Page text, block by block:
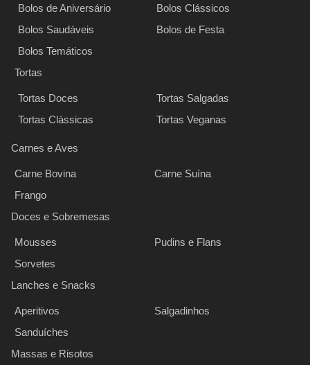
Bolos de Aniversário
Bolos Clássicos
Bolos Saudáveis
Bolos de Festa
Bolos Temáticos
Tortas
Tortas Doces
Tortas Salgadas
Tortas Clássicas
Tortas Veganas
Carnes e Aves
Carne Bovina
Carne Suína
Frango
Doces e Sobremesas
Mousses
Pudins e Flans
Sorvetes
Lanches e Snacks
Aperitivos
Salgadinhos
Sanduíches
Massas e Risotos